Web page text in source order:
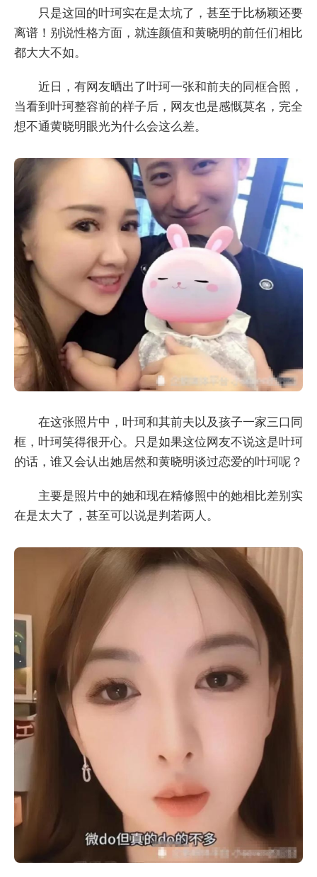
只是这回的叶珂实在是太坑了，甚至于比杨颖还要
离谱！别说性格方面，就连颜值和黄晓明的前任们相比
都大大不如。
近日，有网友晒出了叶珂一张和前夫的同框合照，
当看到叶珂整容前的样子后，网友也是感慨莫名，完全
想不通黄晓明眼光为什么会这么差。
在这张照片中，叶珂和其前夫以及孩子一家三口同
框，叶珂笑得很开心。只是如果这位网友不说这是叶珂
的话，谁又会认出她居然和黄晓明谈过恋爱的叶珂呢？
主要是照片中的她和现在精修照中的她相比差别实
在是太大了，甚至可以说是判若两人。